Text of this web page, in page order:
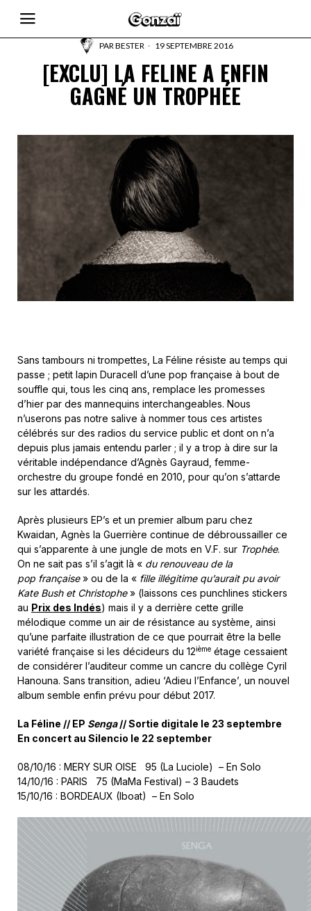
PARBESTER 19 SEPTEMBRE 2016
[EXCLU] LA FELINE A ENFIN
GAGNÉ UN TROPHÉE
Sans tambours ni trompettes, La Féline résiste au temps qui
passe ; petit lapin Duracell d’une pop française à bout de
souffle qui, tous les cinq ans, remplace les promesses
d’hier par des mannequins interchangeables. Nous
n’userons pas notre salive à nommer tous ces artistes
célébrés sur des radios du service public et dont on n’a
depuis plus jamais entendu parler ; il y a trop à dire sur la
véritable indépendance d’Agnès Gayraud, femme-
orchestre du groupe fondé en 2010, pour qu’on s’attarde
sur les attardés.
Après plusieurs EP’s et un premier album paru chez
Kwaidan, Agnès la Guerrière continue de débroussailler ce
qui s’apparente à une jungle de mots en V.F. sur Trophée.
On ne sait pas s’il s’agit là « du renouveau de la
pop française» ou de la « fille illégitime qu’aurait pu avoir
Kate Bush et Christophe» (laissons ces punchlines stickers
au Prix des Indés) mais il y a derrière cette grille
mélodique comme un air de résistance au système, ainsi
qu’une parfaite illustration de ce que pourrait être la belle
variété française si les décideurs du 12ième étage cessaient
de considérer l’auditeur comme un cancre du collège Cyril
Hanouna. Sans transition, adieu ‘Adieu l’Enfance’, un nouvel
album semble enfin prévu pour début 2017.
La Féline // EP Senga// Sortie digitale le 23 septembre
En concert au Silencio le 22 september
08/10/16 : MERY SUR OISE 95 (La Luciole) – En Solo
14/10/16 : PARIS 75 (MaMa Festival) – 3 Baudets
15/10/16 : BORDEAUX (Iboat) – En Solo